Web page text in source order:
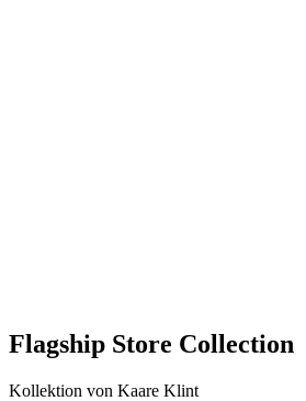
Flagship Store Collection
Kollektion von Kaare Klint